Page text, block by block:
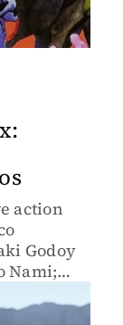
action
Godoy
Nami;
Sanji.